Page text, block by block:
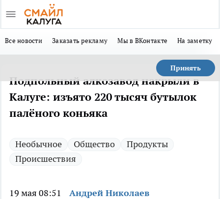
Все новости Заказать рекламу Мы в ВКонтакте На заметку
Принять
Подпольный алкозавод накрыли в
Калуге: изъято 220 тысяч бутылок
палёного коньяка
Необычное Общество
Продукты
Происшествия
19 мая 08:51 Андрей Николаев